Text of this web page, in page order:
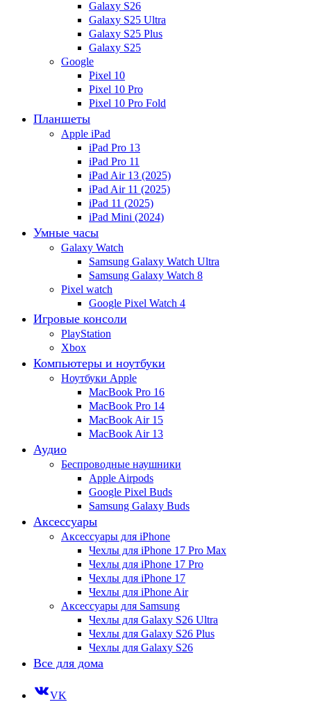
Galaxy S26
Galaxy S25 Ultra
Galaxy S25 Plus
Galaxy S25
Google
Pixel 10
Pixel 10 Pro
Pixel 10 Pro Fold
Планшеты
Apple iPad
iPad Pro 13
iPad Pro 11
iPad Air 13 (2025)
iPad Air 11 (2025)
iPad 11 (2025)
iPad Mini (2024)
Умные часы
Galaxy Watch
Samsung Galaxy Watch Ultra
Samsung Galaxy Watch 8
Pixel watch
Google Pixel Watch 4
Игровые консоли
PlayStation
Xbox
Компьютеры и ноутбуки
Ноутбуки Apple
MacBook Pro 16
MacBook Pro 14
MacBook Air 15
MacBook Air 13
Аудио
Беспроводные наушники
Apple Airpods
Google Pixel Buds
Samsung Galaxy Buds
Аксессуары
Аксессуары для iPhone
Чехлы для iPhone 17 Pro Max
Чехлы для iPhone 17 Pro
Чехлы для iPhone 17
Чехлы для iPhone Air
Аксессуары для Samsung
Чехлы для Galaxy S26 Ultra
Чехлы для Galaxy S26 Plus
Чехлы для Galaxy S26
Все для дома
VK